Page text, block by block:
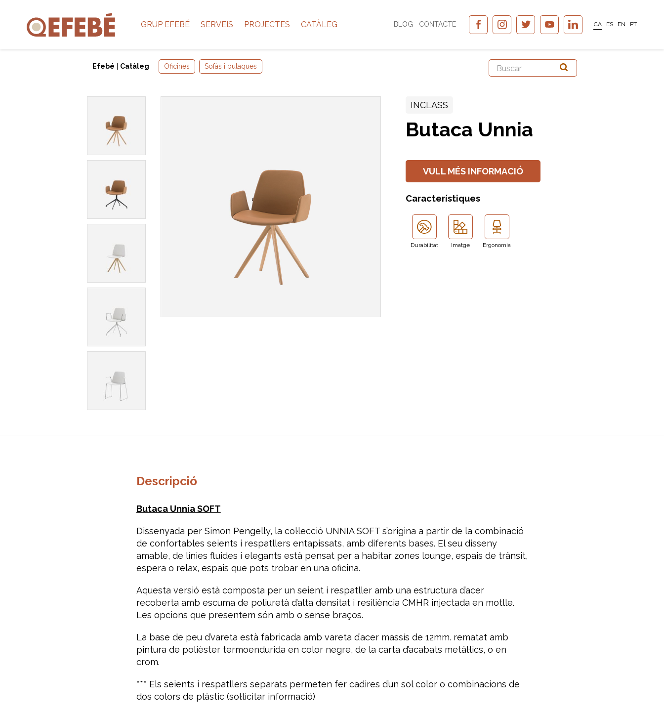
GRUP EFEBÉ SERVEIS PROJECTES CATÀLEG BLOG CONTACTE CA ES EN PT
Efebé Catàleg Oficines Sofàs i butaques
INCLASS
Butaca Unnia
VULL MÉS INFORMACIÓ
Característiques
Durabilitat Imatge Ergonomia
Descripció
Butaca Unnia SOFT
Dissenyada per Simon Pengelly, la col·lecció UNNIA SOFT s’origina a partir de la combinació
de confortables seients i respatllers entapissats, amb diferents bases. El seu disseny
amable, de línies fluides i elegants està pensat per a habitar zones lounge, espais de trànsit,
espera o relax, espais que pots trobar en una oficina.
Aquesta versió està composta per un seient i respatller amb una estructura d’acer
recoberta amb escuma de poliuretà d’alta densitat i resiliència CMHR injectada en motlle.
Les opcions que presentem són amb o sense braços.
La base de peu d’vareta està fabricada amb vareta d’acer massís de 12mm. rematat amb
pintura de polièster termoendurida en color negre, de la carta d’acabats metàl·lics, o en
crom.
*** Els seients i respatllers separats permeten fer cadires d’un sol color o combinacions de
dos colors de plàstic (sol·licitar informació)